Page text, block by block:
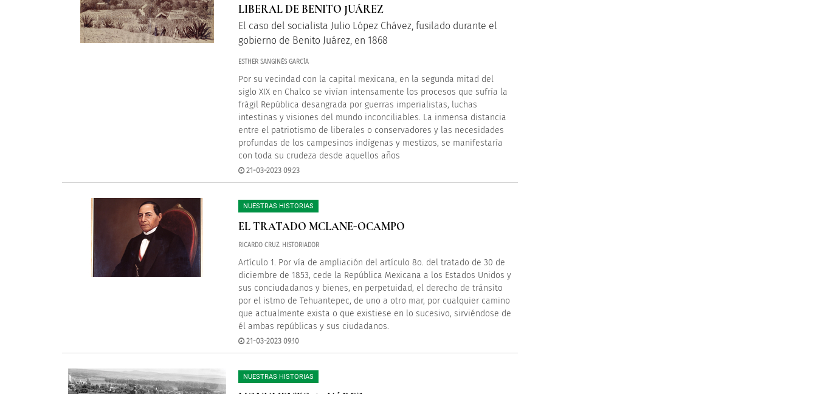
LIBERAL DE BENITO JUÁREZ
El caso del socialista Julio López Chávez, fusilado durante el
gobierno de Benito Juárez, en 1868
ESTHER SANGINÉS GARCÍA
Por su vecindad con la capital mexicana, en la segunda mitad del
siglo XIX en Chalco se vivían intensamente los procesos que sufría la
frágil República desangrada por guerras imperialistas, luchas
intestinas y visiones del mundo inconciliables. La inmensa distancia
entre el patriotismo de liberales o conservadores y las necesidades
profundas de los campesinos indígenas y mestizos, se manifestaría
con toda su crudeza desde aquellos años
21-03-2023 09:23
NUESTRAS HISTORIAS
EL TRATADO MCLANE-OCAMPO
RICARDO CRUZ. HISTORIADOR
Artículo 1. Por vía de ampliación del artículo 8o. del tratado de 30 de
diciembre de 1853, cede la República Mexicana a los Estados Unidos y
sus conciudadanos y bienes, en perpetuidad, el derecho de tránsito
por el istmo de Tehuantepec, de uno a otro mar, por cualquier camino
que actualmente exista o que existiese en lo sucesivo, sirviéndose de
él ambas repúblicas y sus ciudadanos.
21-03-2023 09:10
NUESTRAS HISTORIAS